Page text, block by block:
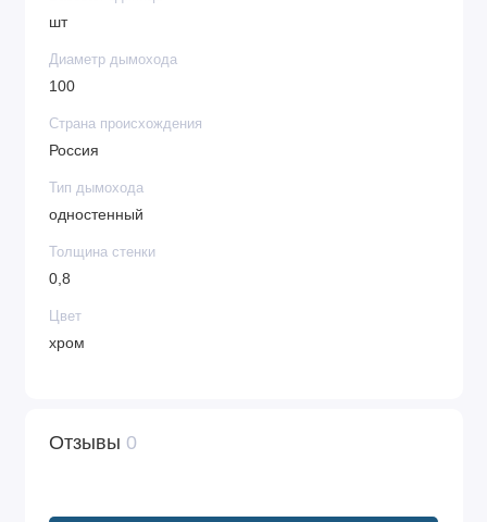
шт
Диаметр дымохода
100
Страна происхождения
Россия
Тип дымохода
одностенный
Толщина стенки
0,8
Цвет
хром
Отзывы 0